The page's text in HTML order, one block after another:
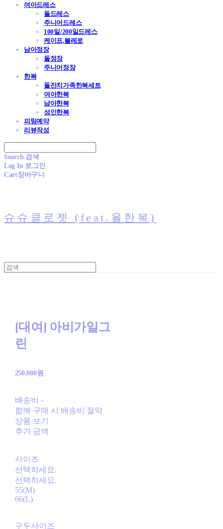
여아드레스
돌드레스
주니어드레스
100일/200일드레스
케이프,볼레로
남아정장
돌정장
주니어정장
한복
돌잔치가족한복세트
여아한복
남아한복
성인한복
피팅예약
리뷰작성
Search 검색
Log In 로그인
Cart장바구니
슈슈클로젯 (feat.율한복)
[대여] 아비가일그
린
250,000원
배송비 -
함께 구매 시 배송비 절약
상품 보기
추가 금액
사이즈
선택하세요.
선택하세요.
55(M)
66(L)
구두사이즈